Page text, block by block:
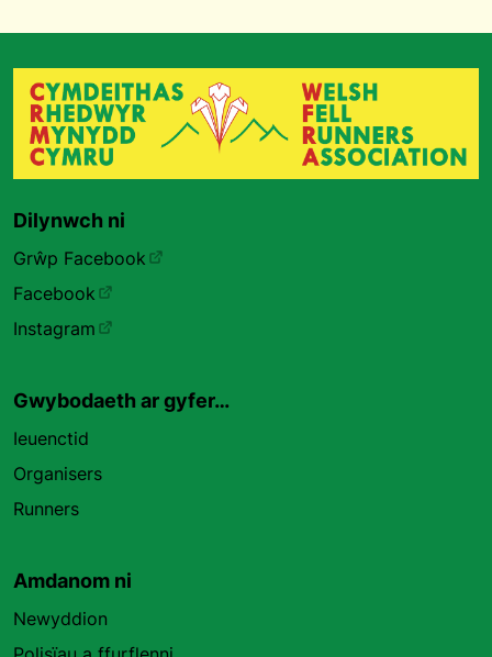
Dilynwch ni
Grŵp Facebook
Facebook
Instagram
Gwybodaeth ar gyfer…
Ieuenctid
Organisers
Runners
Amdanom ni
Newyddion